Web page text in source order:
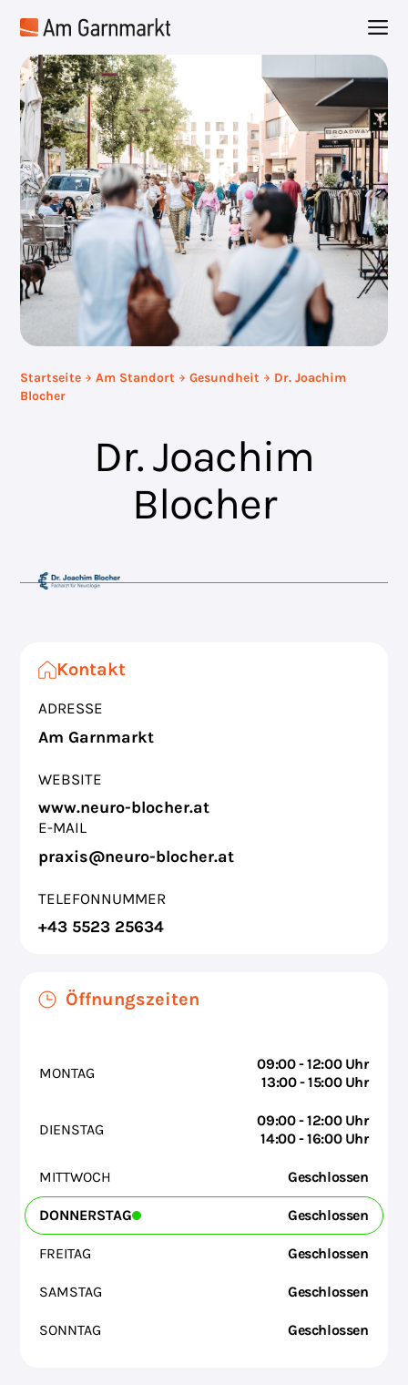
Inhalt
Startseite Am Standort Gesundheit
Dr. Joachim
Blocher
Dr. Joachim
Blocher
Kontakt
ADRESSE
Am Garnmarkt
WEBSITE
www.neuro-blocher.at
E-MAIL
praxis@neuro-blocher.at
TELEFONNUMMER
+43 5523 25634
Öffnungszeiten
MONTAG
09:00 - 12:00 Uhr
13:00 - 15:00 Uhr
DIENSTAG
09:00 - 12:00 Uhr
14:00 - 16:00 Uhr
MITTWOCH Geschlossen
DONNERSTAG Geschlossen
FREITAG Geschlossen
SAMSTAG Geschlossen
SONNTAG Geschlossen